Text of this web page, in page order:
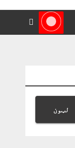
لټون